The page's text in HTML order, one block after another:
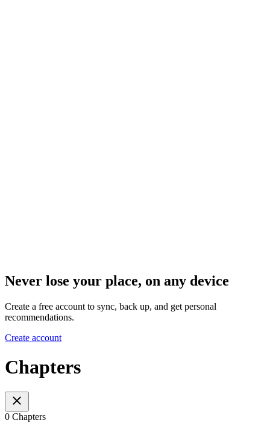
Never lose your place, on any device
Create a free account to sync, back up, and get personal
recommendations.
Create account
Chapters
0 Chapters